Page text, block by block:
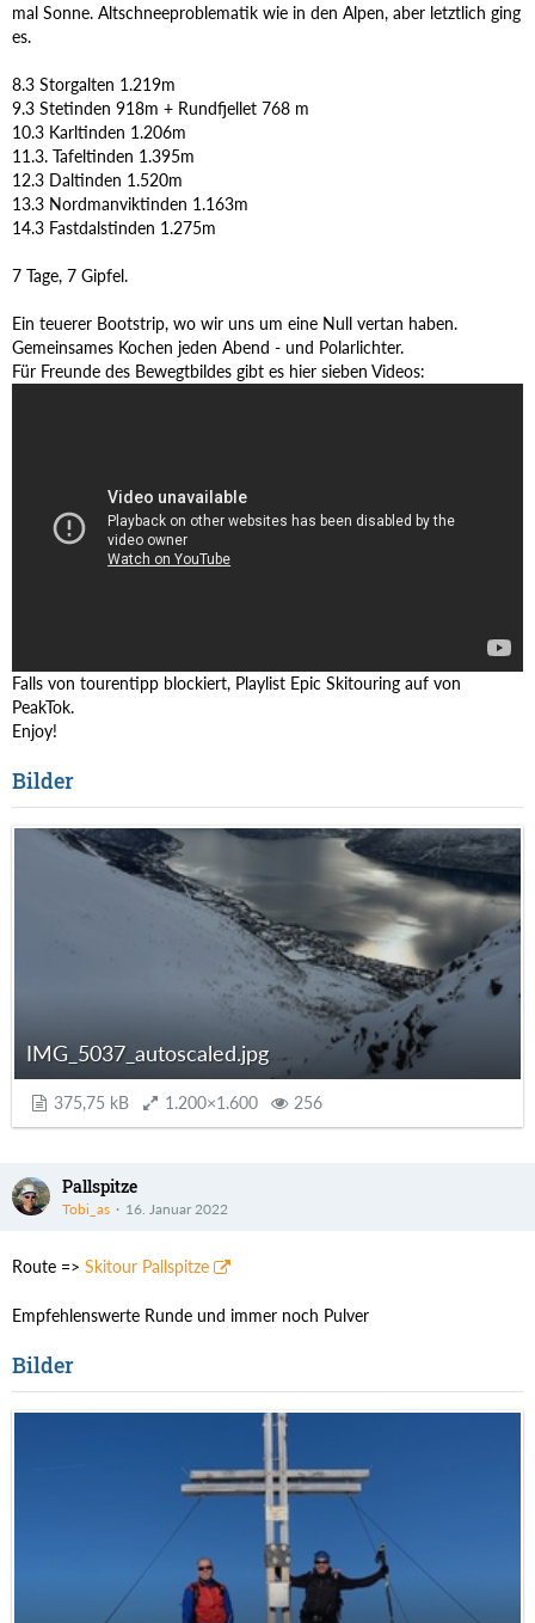
mal Sonne. Altschneeproblematik wie in den Alpen, aber letztlich ging
es.
8.3 Storgalten 1.219m
9.3 Stetinden 918m + Rundfjellet 768 m
10.3 Karltinden 1.206m
11.3. Tafeltinden 1.395m
12.3 Daltinden 1.520m
13.3 Nordmanviktinden 1.163m
14.3 Fastdalstinden 1.275m
7 Tage, 7 Gipfel.
Ein teuerer Bootstrip, wo wir uns um eine Null vertan haben.
Gemeinsames Kochen jeden Abend - und Polarlichter.
Für Freunde des Bewegtbildes gibt es hier sieben Videos:
Falls von tourentipp blockiert, Playlist Epic Skitouring auf von
PeakTok.
Enjoy!
Bilder
IMG_5037_autoscaled.jpg
375,75 kB 1.200×1.600 256
Pallspitze
Tobi_as 16. Januar 2022
Route => Skitour Pallspitze
Empfehlenswerte Runde und immer noch Pulver
Bilder